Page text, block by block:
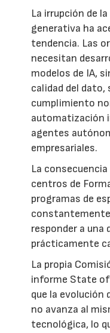
La irrupción de
generativa ha
tendencia. Las
necesitan
modelos de IA,
calidad del dato,
cumplimiento
automatización
agentes
empresariales.
La
centros de
programas de
responder a una
prácticamente
La propia
informe State
que la evolución
no avanza al
tecnológica, lo